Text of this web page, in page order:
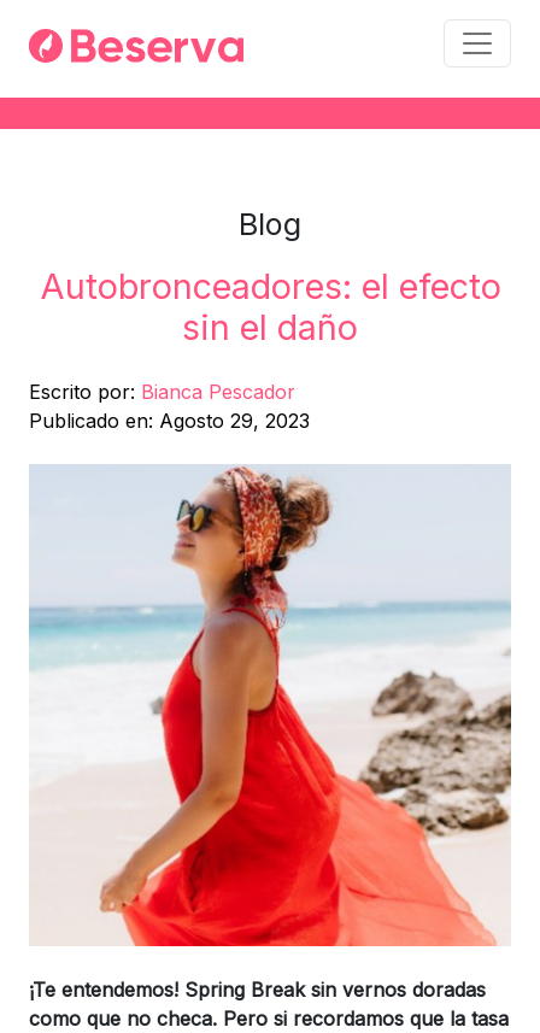
Blog
Autobronceadores: el efecto
sin el daño
Escrito por: Bianca Pescador
Publicado en: Agosto 29, 2023
¡Te entendemos! Spring Break sin vernos doradas
como que no checa. Pero si recordamos que la tasa